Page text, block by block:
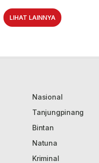
LIHAT LAINNYA
Nasional
Tanjungpinang
Bintan
Natuna
Kriminal